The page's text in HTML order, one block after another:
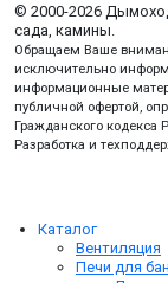
© 2000-2026
сада, камины.
Обращаем Ваше
исключительно
информационные
публичной офертой,
Гражданского кодекса
Разработка и
Каталог
Вентиляция
Печи для